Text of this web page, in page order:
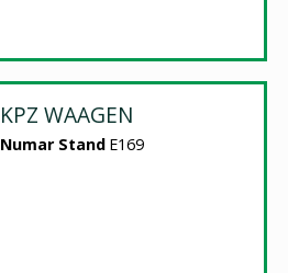
KPZ WAAGEN
Numar Stand E169